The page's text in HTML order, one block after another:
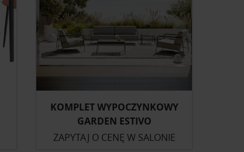
KOMPLET WYPOCZYNKOWY
GARDEN ESTIVO
ZAPYTAJ O CENĘ W SALONIE